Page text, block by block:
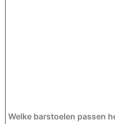
Welke barstoelen passen